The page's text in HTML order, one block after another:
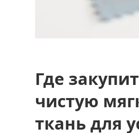
Где
чистую
ткань для